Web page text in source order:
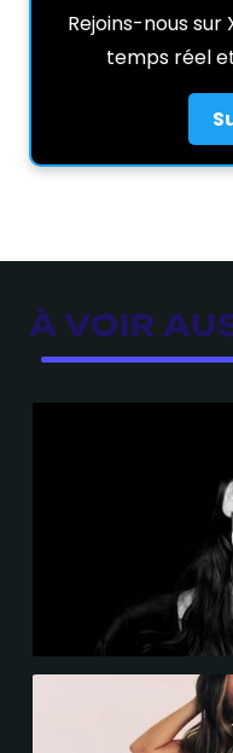
Rejoins-nous sur
temps réel
À VOIR